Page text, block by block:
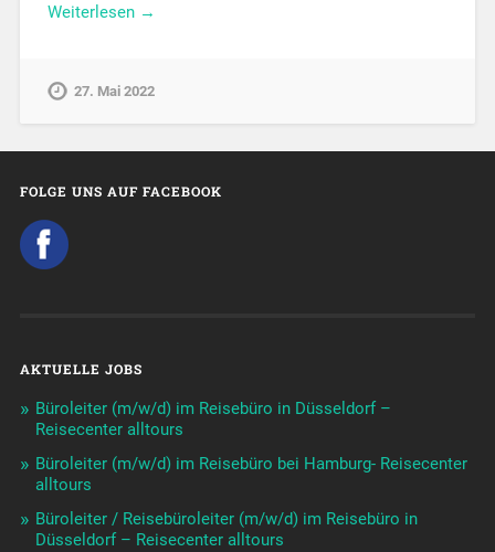
Weiterlesen →
27. Mai 2022
FOLGE UNS AUF FACEBOOK
AKTUELLE JOBS
Büroleiter (m/w/d) im Reisebüro in Düsseldorf –
Reisecenter alltours
Büroleiter (m/w/d) im Reisebüro bei Hamburg- Reisecenter
alltours
Büroleiter / Reisebüroleiter (m/w/d) im Reisebüro in
Düsseldorf – Reisecenter alltours